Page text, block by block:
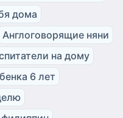
дома
Англоговорящие няни
на дому
6 лет